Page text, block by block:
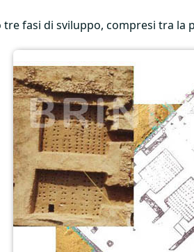
fasi di sviluppo, compresi tra la